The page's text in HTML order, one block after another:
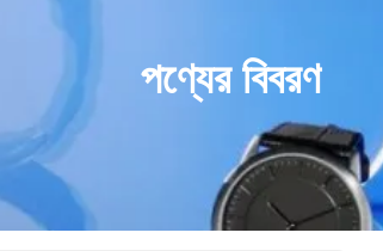
পণ্যের বিবরণ